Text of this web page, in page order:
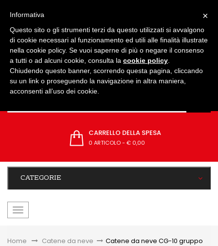
CARRELLO DELLA SPESA
0 ARTICOLO- € 0,00
CATEGORIE
navigazione
Home &gt;Catene da neve > Catene da neve CG-10 gruppo
×
Informativa
Questo sito o gli strumenti terzi da questo utilizzati si avvalgono
di cookie necessari al funzionamento ed utili alle finalità illustrate
nella cookie policy. Se vuoi saperne di più o negare il consenso
a tutti o ad alcuni cookie, consulta la cookie policy
Chiudendo questo banner, scorrendo questa pagina, cliccando
su un link o proseguendo la navigazione in altra maniera,
acconsenti all’uso dei cookie.